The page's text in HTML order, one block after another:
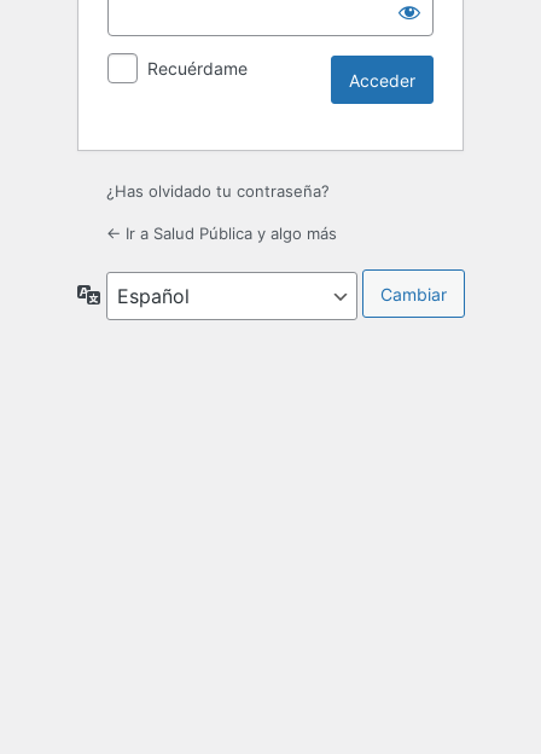
Recuérdame
¿Has olvidado tu contraseña?
← Ir a Salud Pública y algo más
Idioma